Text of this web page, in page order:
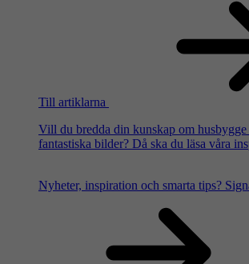
Till artiklarna
Vill du bredda din kunskap om
fantastiska bilder? Då ska du läsa våra
Nyheter, inspiration och smarta tips?